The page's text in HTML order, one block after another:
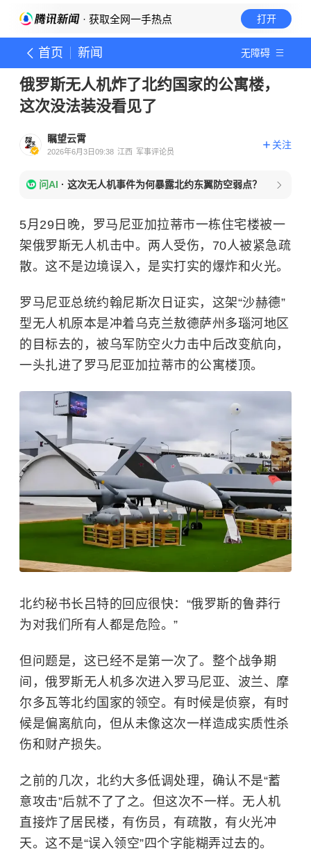
· 获取全网一手热点 打开
首页 新闻 无障碍
俄罗斯无人机炸了北约国家的公寓楼，
这次没法装没看见了
瞩望云霄
2026年6月3日09:38 江西 军事评论员
关注
问AI · 这次无人机事件为何暴露北约东翼防空弱点？
5月29日晚，罗马尼亚加拉蒂市一栋住宅楼被一
架俄罗斯无人机击中。两人受伤，70人被紧急疏
散。这不是边境误入，是实打实的爆炸和火光。
罗马尼亚总统约翰尼斯次日证实，这架“沙赫德”
型无人机原本是冲着乌克兰敖德萨州多瑙河地区
的目标去的，被乌军防空火力击中后改变航向，
一头扎进了罗马尼亚加拉蒂市的公寓楼顶。
北约秘书长吕特的回应很快：“俄罗斯的鲁莽行
为对我们所有人都是危险。”
但问题是，这已经不是第一次了。整个战争期
间，俄罗斯无人机多次进入罗马尼亚、波兰、摩
尔多瓦等北约国家的领空。有时候是侦察，有时
候是偏离航向，但从未像这次一样造成实质性杀
伤和财产损失。
之前的几次，北约大多低调处理，确认不是“蓄
意攻击”后就不了了之。但这次不一样。无人机
直接炸了居民楼，有伤员，有疏散，有火光冲
天。这不是“误入领空”四个字能糊弄过去的。